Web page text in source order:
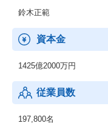
鈴木正範
資本金
1425億2000万円
従業員数
197,800名